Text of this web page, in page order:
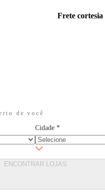
de R$ 699. Aproveite!
de você
Cidade *
ENCONTRAR LOJAS